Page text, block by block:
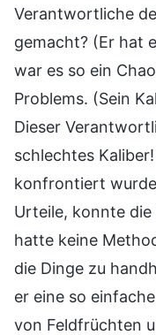
Verantwortliche
gemacht? (Er hat
war es so ein
Problems. (Sein
Dieser
schlechtes
konfrontiert
Urteile, konnte
hatte keine
die Dinge zu
er eine so
von Feldfrüchten